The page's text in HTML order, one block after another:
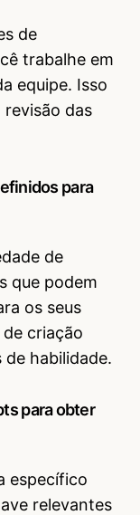
de
trabalhe em
equipe. Isso
das
para
de
que podem
os seus
criação
de habilidade.
para obter
específico
relevantes